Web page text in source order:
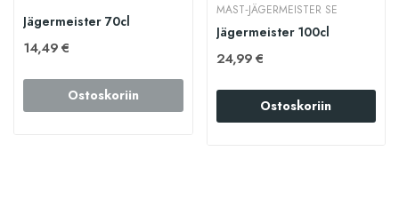
Jägermeister 70cl
14,49 €
Ostoskoriin
MAST‑JÄGERMEISTER SE
Jägermeister 100cl
24,99 €
Ostoskoriin